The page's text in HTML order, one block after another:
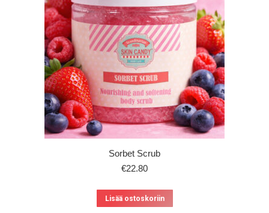
Sorbet Scrub
€22.80
Lisää ostoskoriin